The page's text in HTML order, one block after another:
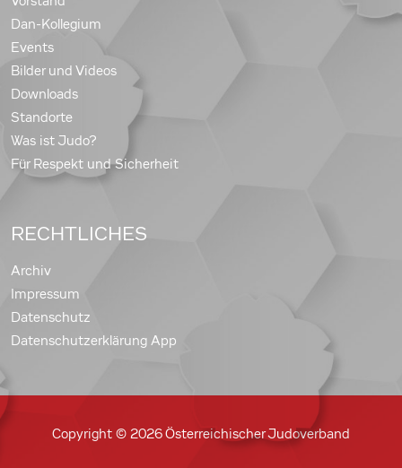
Dan-Kollegium
Events
Bilder und Videos
Downloads
Standorte
Was ist Judo?
Für Respekt und Sicherheit
RECHTLICHES
Archiv
Impressum
Datenschutz
Datenschutzerklärung App
Copyright © 2026 Österreichischer Judoverband